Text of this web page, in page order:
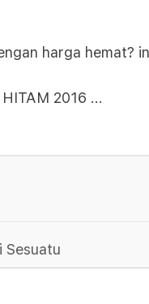
harga hemat?
2016 ...
Sesuatu